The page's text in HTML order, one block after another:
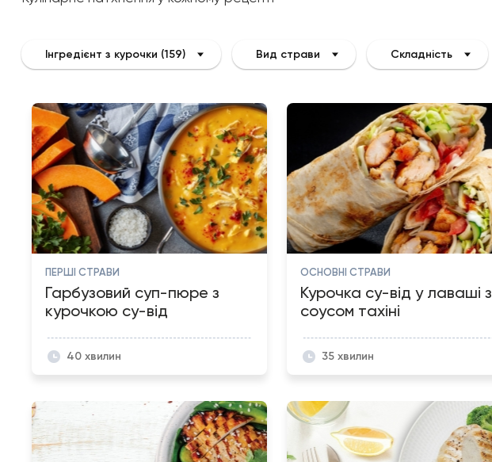
Інгредієнт з курочки (159) Вид страви Складність
ПЕРШІ СТРАВИ
Гарбузовий суп-пюре з
курочкою су-від
40 хвилин
ОСНОВНІ СТРАВИ
Курочка су-від у лаваші з
соусом тахіні
35 хвилин